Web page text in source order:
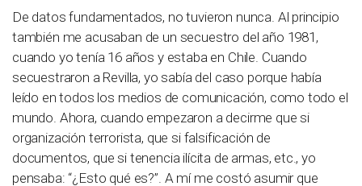
De datos fundamentados, no tuvieron nunca. Al principio
también me acusaban de un secuestro del año 1981,
cuando yo tenía 16 años y estaba en Chile. Cuando
secuestraron a Revilla, yo sabía del caso porque había
leído en todos los medios de comunicación, como todo el
mundo. Ahora, cuando empezaron a decirme que si
organización terrorista, que si falsificación de
documentos, que si tenencia ilícita de armas, etc., yo
pensaba: “¿Esto qué es?”. A mí me costó asumir que